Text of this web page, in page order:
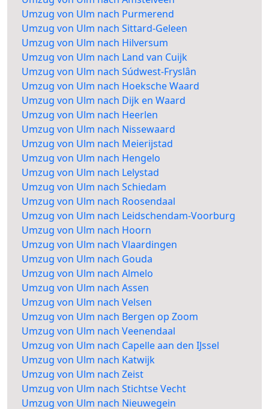
Umzug von Ulm nach Purmerend
Umzug von Ulm nach Sittard-Geleen
Umzug von Ulm nach Hilversum
Umzug von Ulm nach Land van Cuijk
Umzug von Ulm nach Súdwest-Fryslân
Umzug von Ulm nach Hoeksche Waard
Umzug von Ulm nach Dijk en Waard
Umzug von Ulm nach Heerlen
Umzug von Ulm nach Nissewaard
Umzug von Ulm nach Meierijstad
Umzug von Ulm nach Hengelo
Umzug von Ulm nach Lelystad
Umzug von Ulm nach Schiedam
Umzug von Ulm nach Roosendaal
Umzug von Ulm nach Leidschendam-Voorburg
Umzug von Ulm nach Hoorn
Umzug von Ulm nach Vlaardingen
Umzug von Ulm nach Gouda
Umzug von Ulm nach Almelo
Umzug von Ulm nach Assen
Umzug von Ulm nach Velsen
Umzug von Ulm nach Bergen op Zoom
Umzug von Ulm nach Veenendaal
Umzug von Ulm nach Capelle aan den IJssel
Umzug von Ulm nach Katwijk
Umzug von Ulm nach Zeist
Umzug von Ulm nach Stichtse Vecht
Umzug von Ulm nach Nieuwegein